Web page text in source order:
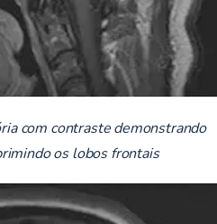
com contraste demonstrando
os lobos frontais